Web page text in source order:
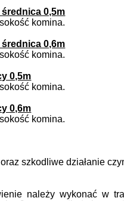
0,5m
komina.
0,6m
komina.
0,5m
komina.
0,6m
komina.
szkodliwe działanie
należy wykonać w